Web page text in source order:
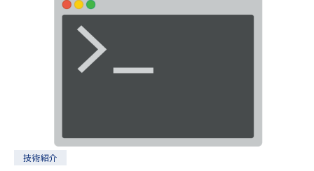
技術紹介